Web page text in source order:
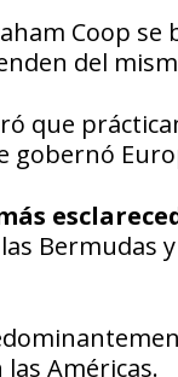
Coop se
del
que
gobernó
Bermudas
Américas.